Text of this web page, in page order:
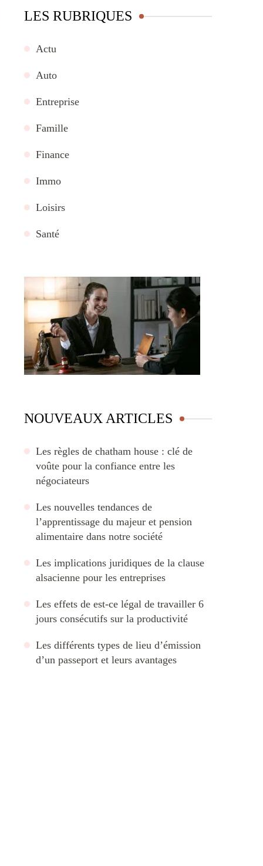
LES RUBRIQUES
Actu
Auto
Entreprise
Famille
Finance
Immo
Loisirs
Santé
NOUVEAUX ARTICLES
Les règles de chatham house : clé de
voûte pour la confiance entre les
négociateurs
Les nouvelles tendances de
l’apprentissage du majeur et pension
alimentaire dans notre société
Les implications juridiques de la clause
alsacienne pour les entreprises
Les effets de est-ce légal de travailler 6
jours consécutifs sur la productivité
Les différents types de lieu d’émission
d’un passeport et leurs avantages